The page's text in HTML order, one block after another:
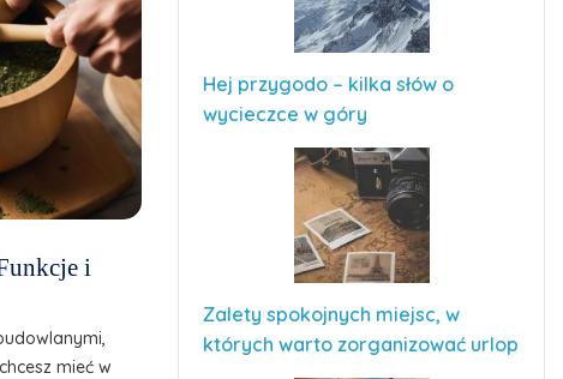
i
mieć w
Hej przygodo – kilka słów o
wycieczce w góry
Zalety spokojnych miejsc, w
których warto zorganizować urlop